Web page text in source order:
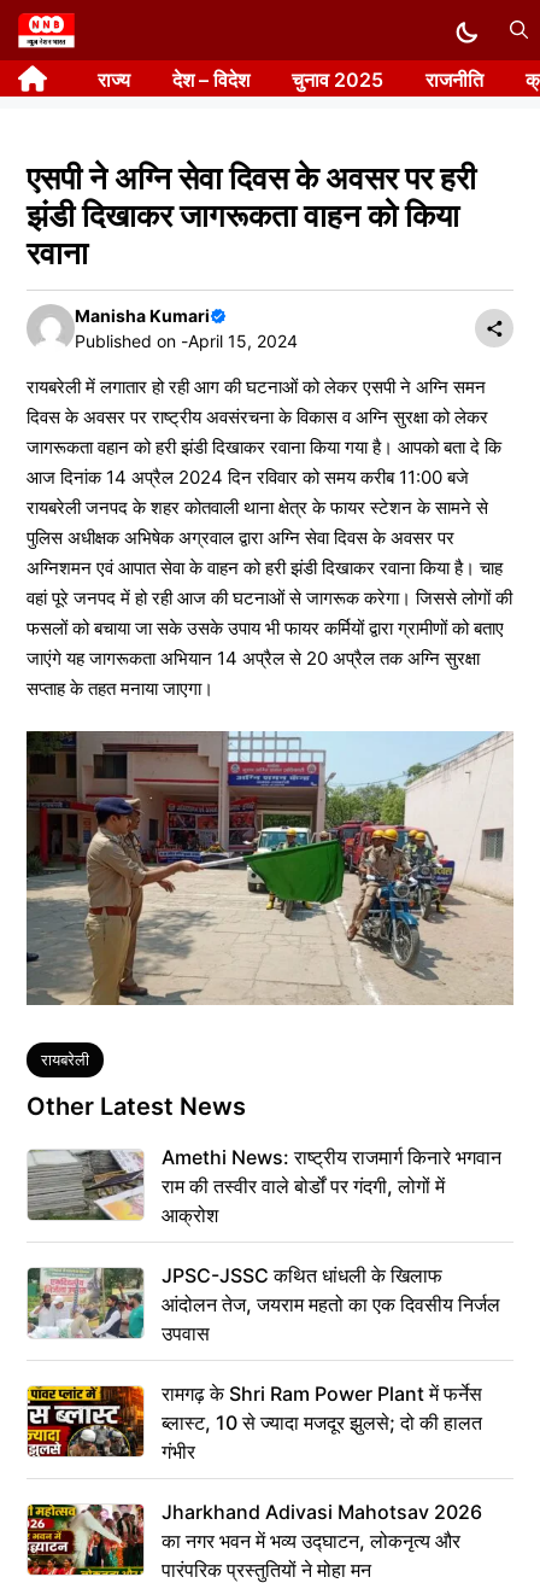
Skip
to
content राज्य देश – विदेश चुनाव 2025 राजनीति
एसपी ने अग्नि सेवा दिवस के अवसर पर हरी
झंडी दिखाकर जागरूकता वाहन को किया
रवाना
Manisha Kumari
Published on -April 15, 2024
रायबरेली में लगातार हो रही आग की घटनाओं को लेकर एसपी ने अग्नि समन
दिवस के अवसर पर राष्ट्रीय अवसंरचना के विकास व अग्नि सुरक्षा को लेकर
जागरूकता वहान को हरी झंडी दिखाकर रवाना किया गया है। आपको बता दे कि
आज दिनांक 14 अप्रैल 2024 दिन रविवार को समय करीब 11:00 बजे
रायबरेली जनपद के शहर कोतवाली थाना क्षेत्र के फायर स्टेशन के सामने से
पुलिस अधीक्षक अभिषेक अग्रवाल द्वारा अग्नि सेवा दिवस के अवसर पर
अग्निशमन एवं आपात सेवा के वाहन को हरी झंडी दिखाकर रवाना किया है। चाह
वहां पूरे जनपद में हो रही आज की घटनाओं से जागरूक करेगा। जिससे लोगों की
फसलों को बचाया जा सके उसके उपाय भी फायर कर्मियों द्वारा ग्रामीणों को बताए
जाएंगे यह जागरूकता अभियान 14 अप्रैल से 20 अप्रैल तक अग्नि सुरक्षा
सप्ताह के तहत मनाया जाएगा।
Tags
रायबरेली
Other Latest News
Amethi News: राष्ट्रीय राजमार्ग किनारे भगवान
राम की तस्वीर वाले बोर्डों पर गंदगी, लोगों में
आक्रोश
JPSC-JSSC कथित धांधली के खिलाफ
आंदोलन तेज, जयराम महतो का एक दिवसीय निर्जल
उपवास
रामगढ़ के Shri Ram Power Plant में फर्नेस
ब्लास्ट, 10 से ज्यादा मजदूर झुलसे; दो की हालत
गंभीर
Jharkhand Adivasi Mahotsav 2026
का नगर भवन में भव्य उद्घाटन, लोकनृत्य और
पारंपरिक प्रस्तुतियों ने मोहा मन